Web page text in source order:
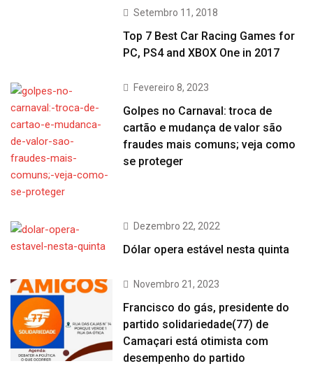
Setembro 11, 2018
Top 7 Best Car Racing Games for
PC, PS4 and XBOX One in 2017
Fevereiro 8, 2023
Golpes no Carnaval: troca de
cartão e mudança de valor são
fraudes mais comuns; veja como
se proteger
Dezembro 22, 2022
Dólar opera estável nesta quinta
Novembro 21, 2023
Francisco do gás, presidente do
partido solidariedade(77) de
Camaçari está otimista com
desempenho do partido